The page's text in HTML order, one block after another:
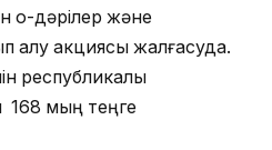
оқ-дәрілер және
алу акциясы жалғасуда.
республикалық
168 мың теңге